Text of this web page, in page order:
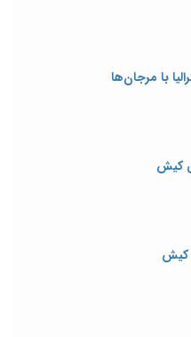
با مرجان‌ها
کیش
کیش